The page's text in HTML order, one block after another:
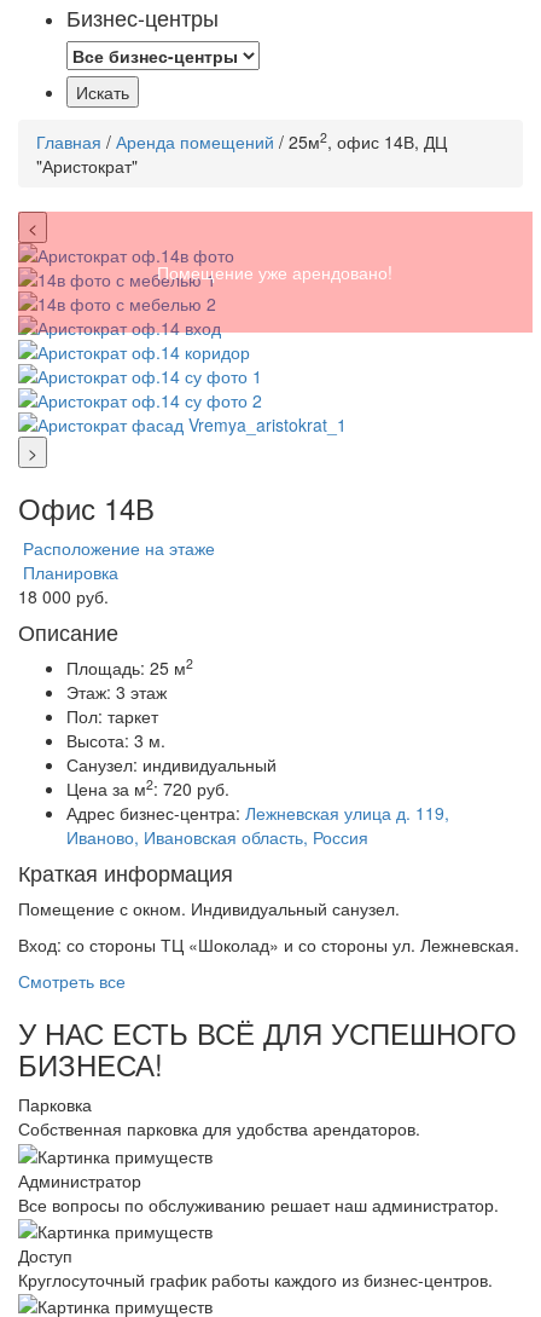
Бизнес-центры
Главная / Аренда помещений / 25м2, офис 14В, ДЦ
"Аристократ"
Помещение уже арендовано!
<
>
Офис 14В
Расположение на этаже
Планировка
18 000 руб.
Описание
Площадь: 25 м2
Этаж: 3 этаж
Пол: таркет
Высота: 3 м.
Санузел: индивидуальный
Цена за м2: 720 руб.
Адрес бизнес-центра: Лежневская улица д. 119,
Иваново, Ивановская область, Россия
Краткая информация
Помещение с окном. Индивидуальный санузел.
Вход: со стороны ТЦ «Шоколад» и со стороны ул. Лежневская.
Смотреть все
У НАС ЕСТЬ ВСЁ ДЛЯ УСПЕШНОГО
БИЗНЕСА!
Парковка
Собственная парковка для удобства арендаторов.
Администратор
Все вопросы по обслуживанию решает наш администратор.
Доступ
Круглосуточный график работы каждого из бизнес-центров.